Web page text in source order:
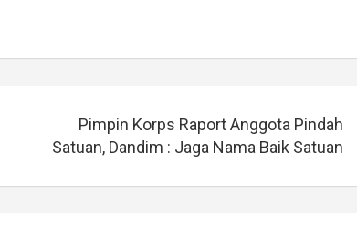
Pimpin Korps Raport Anggota Pindah
Satuan, Dandim : Jaga Nama Baik Satuan